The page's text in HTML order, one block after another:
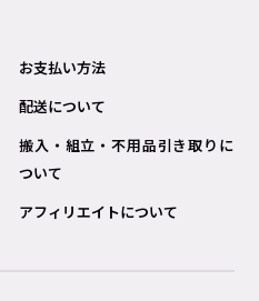
お支払い方法
配送について
搬入・組立・不用品引き取りに
ついて
アフィリエイトについて